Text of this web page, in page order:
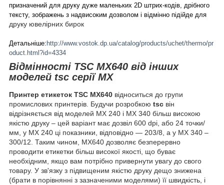
призначений для друку дуже маленьких 2D штрих-кодів, дрібного
тексту, зображень з надвисоким дозволом і відмінно підійде для
друку ювелірних бирок
Детальніше: http://www.vostok.dp.ua/catalog/products/uchet/thermo/pr
oduct.html?id=4334
Відмінності TSC MX640 від інших
моделей tsc серії MX
Принтер етикеток TSC MX640 відноситься до групи
промислових принтерів. Будучи розробкою tsc він
відрізняється від моделей MX 240 і MX 340 більш високою
якістю друку – цей варіант має дозвіл 600 dpi, або 24 точки/
мм, у MX 240 ці показники, відповідно ― 203/8, а у MX 340 –
300/12. Таким чином, МХ640 дозволяє безперервно
проводити етикетки більш високої якості, що буває
необхідним, якщо вам потрібно привернути увагу до свого
товару. У зв'язку з підвищеним якістю друку дещо знижена
(брати в порівнянні з зазначеними моделями) її швидкість, і